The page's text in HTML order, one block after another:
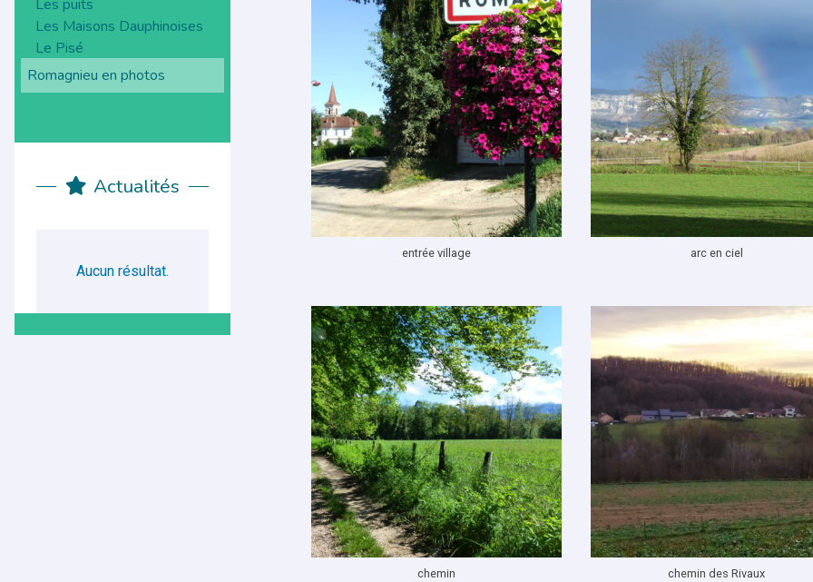
Les puits
Les Maisons Dauphinoises
Le Pisé
Romagnieu en photos
Actualités
Aucun résultat.
entrée village arc en ciel
chemin chemin des Rivaux